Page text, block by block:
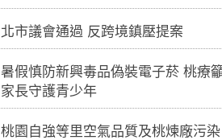
北市議會通過 反跨境鎮壓提案
暑假慎防新興毒品偽裝電子菸 桃療
家長守護青少年
桃園自強等里空氣品質及桃煉廠污染